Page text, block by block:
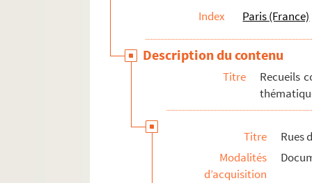
Index
Paris (France)
Description du contenu
Titre
Recueils
Titre
Rues
Modalités
d’acquisition